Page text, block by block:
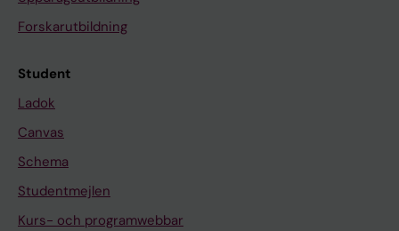
Forskarutbildning
Student
Ladok
Canvas
Schema
Studentmejlen
Kurs- och programwebbar